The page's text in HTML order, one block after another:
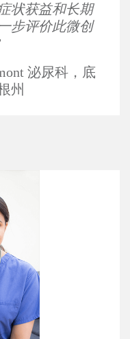
状获益和长期
步评价此微创
泌尿科，底
州